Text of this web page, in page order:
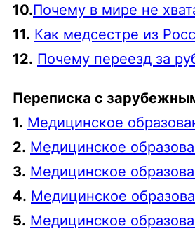
10.Почему в мире не
11. Как медсестре из
12. Почему переезд за
Переписка с
1. Медицинское
2. Медицинское
3. Медицинское
4. Медицинское
5. Медицинское